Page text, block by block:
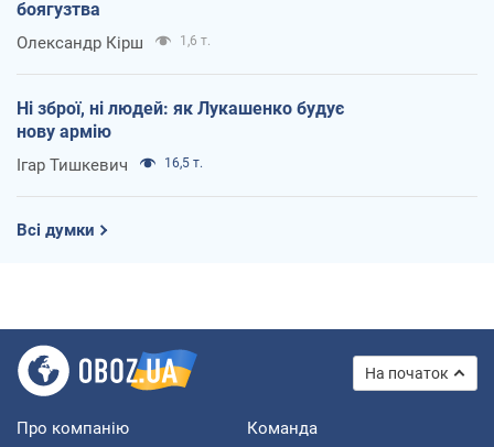
боягузтва
Олександр Кірш 1,6 т.
Ні зброї, ні людей: як Лукашенко будує
нову армію
Ігар Тишкевич 16,5 т.
Всі думки
На початок
Про компанію Команда